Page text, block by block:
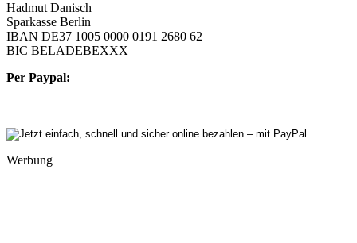
Hadmut Danisch
Sparkasse Berlin
IBAN DE37 1005 0000 0191 2680 62
BIC BELADEBEXXX
Per Paypal:
Werbung